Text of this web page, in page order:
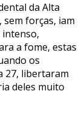
da Alta
sem forças, iam
intenso,
a fome, estas
os
27, libertaram
deles muito